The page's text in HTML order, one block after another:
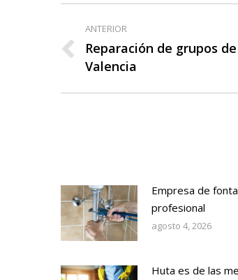
Navegación
entre
publicaciones
ANTERIOR
Publicación
anterior:
Reparación de grupos
Valencia
Empresa de
profesional
agosto 4, 2026
Huta es de las